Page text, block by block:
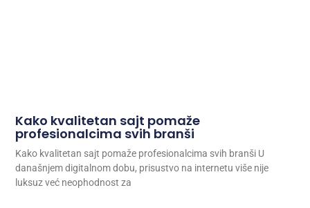
Kako kvalitetan sajt pomaže
profesionalcima svih branši
Kako kvalitetan sajt pomaže profesionalcima svih branši U
današnjem digitalnom dobu, prisustvo na internetu više nije
luksuz već neophodnost za